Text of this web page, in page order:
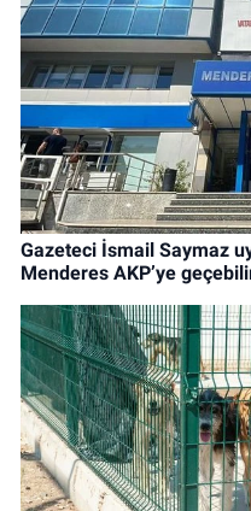
Gazeteci İsmail Saymaz
Menderes AKP’ye